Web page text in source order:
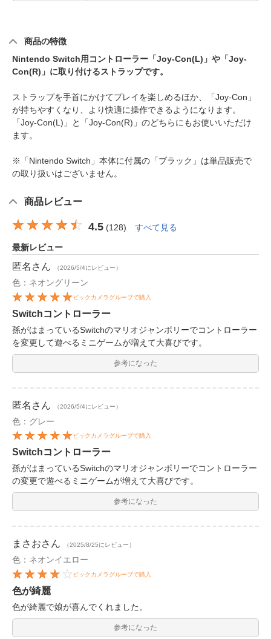
商品の特徴
Nintendo Switch用コントローラー「Joy-Con(L)」や「Joy-
Con(R)」に取り付けるストラップです。
ストラップを手首にかけてプレイを楽しめるほか、「Joy-Con」
が持ちやすくなり、より快適に操作できるようになります。
「Joy-Con(L)」と「Joy-Con(R)」のどちらにもお使いいただけ
ます。
※「Nintendo Switch」本体に付属の「ブラック」は単品販売で
の取り扱いはございません。
商品レビュー
4.5 (128) すべて見る
最新レビュー
匿名 さん （2026/5/4にレビュー）
色：ネオングリーン
ビックカメラグループで購入
Switchコントローラー
孫がはまっているSwitchのマリオジャンボリーでコントローラー
を変更して遊べるミニゲームが増えて大喜びです。
参考になった
匿名 さん （2026/5/4にレビュー）
色：グレー
ビックカメラグループで購入
Switchコントローラー
孫がはまっているSwitchのマリオジャンボリーでコントローラー
の変更で遊べるミニゲームが増えて大喜びです。
参考になった
まさおさん （2025/8/25にレビュー）
色：ネオンイエロー
ビックカメラグループで購入
色が綺麗
色が綺麗で娘が喜んでくれました。
参考になった